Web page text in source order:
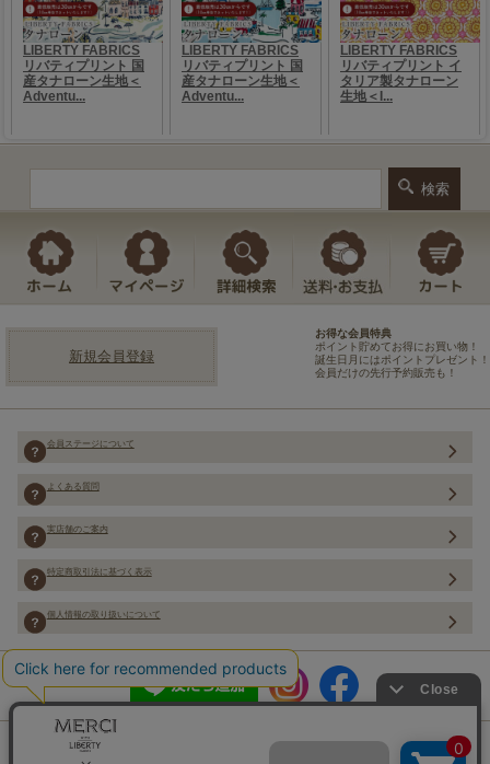
新規会員登録
お得な会員特典
ポイント貯めてお得にお買い物！
誕生日月にはポイントプレゼント！
会員だけの先行予約販売も！
会員ステージについて
よくある質問
実店舗のご案内
特定商取引法に基づく表示
個人情報の取り扱いについて